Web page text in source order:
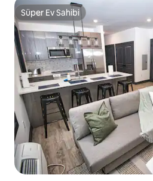
Süper Ev Sahibi
Süper Ev Sahibi